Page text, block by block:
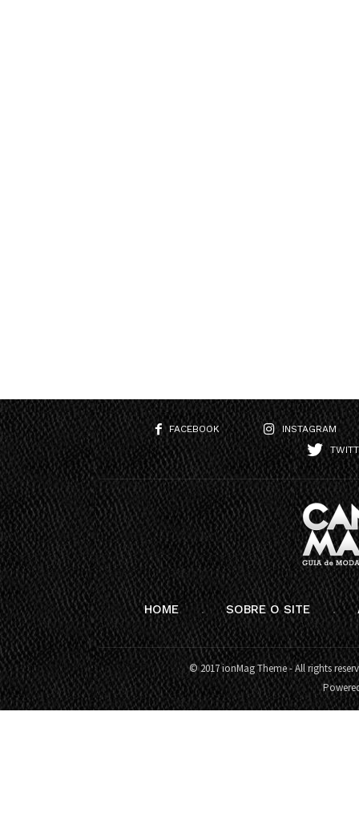
FACEBOOK
INSTAGRAM
HOME SOBRE O SITE
© 2017 ionMag Theme - All rights